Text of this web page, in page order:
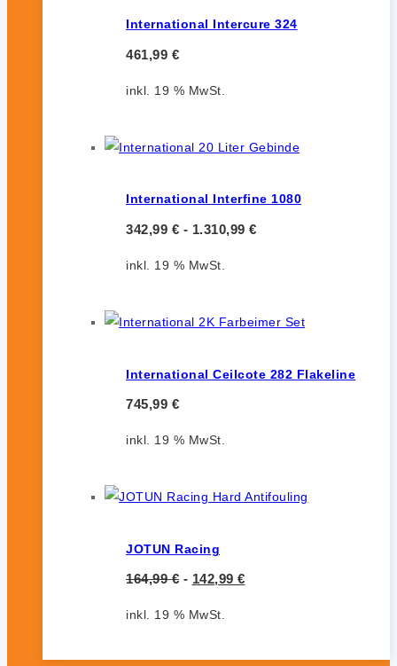
International Intercure 324
461,99 €
inkl. 19 % MwSt.
International Interfine 1080
342,99 € - 1.310,99 €
inkl. 19 % MwSt.
International Ceilcote 282 Flakeline
745,99 €
inkl. 19 % MwSt.
JOTUN Racing
164,99€ - 142,99 €
inkl. 19 % MwSt.